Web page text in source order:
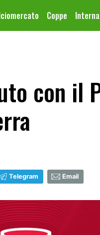
Coppe
con il
Telegram Email